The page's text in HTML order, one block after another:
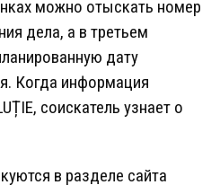
можно отыскать номер
дела, а в третьем
дату
Когда информация
соискатель узнает о
в разделе сайта